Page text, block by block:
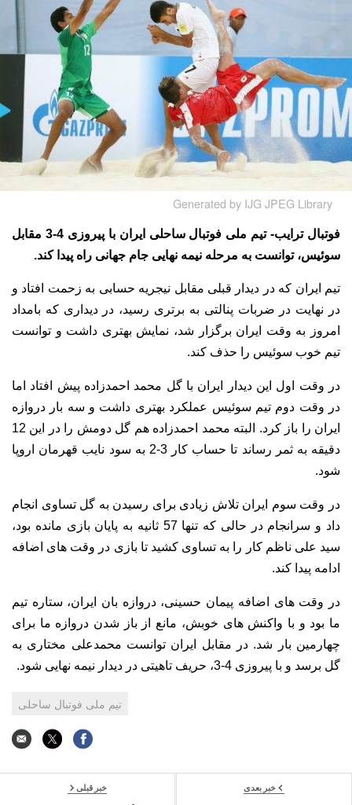
Generated by IJG JPEG Library
فوتبال ترایب- تیم ملی فوتبال ساحلی ایران با پیروزی 4-3 مقابل
سوئیس، توانست به مرحله نیمه نهایی جام جهانی راه پیدا کند.
تیم ایران که در دیدار قبلی مقابل نیجریه حسابی به زحمت افتاد و
در نهایت در ضربات پنالتی به برتری رسید، در دیداری که بامداد
امروز به وقت ایران برگزار شد، نمایش بهتری داشت و توانست
تیم خوب سوئیس را حذف کند.
در وقت اول این دیدار ایران با گل محمد احمدزاده پیش افتاد اما
در وقت دوم تیم سوئیس عملکرد بهتری داشت و سه بار دروازه
ایران را باز کرد. البته محمد احمدزاده هم گل دومش را در این 12
دقیقه به ثمر رساند تا حساب کار 3-2 به سود نایب قهرمان اروپا
شود.
در وقت سوم ایران تلاش زیادی برای رسیدن به گل تساوی انجام
داد و سرانجام در حالی که تنها 57 ثانیه به پایان بازی مانده بود،
سید علی ناظم کار را به تساوی کشید تا بازی در وقت های اضافه
ادامه پیدا کند.
در وقت های اضافه پیمان حسینی، دروازه بان ایران، ستاره تیم
ما بود و با واکنش های خوبش، مانع از باز شدن دروازه ما برای
چهارمین بار شد. در مقابل ایران توانست محمدعلی مختاری به
گل برسد و با پیروزی 4-3، حریف تاهیتی در دیدار نیمه نهایی شود.
تیم ملی فوتبال ساحلی
خبر بعدی
خبر قبلی